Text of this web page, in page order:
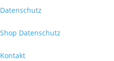
Datenschutz
Shop Datenschutz
Kontakt